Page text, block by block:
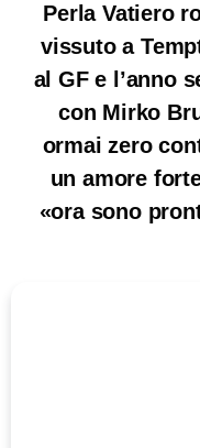
Perla Vatiero
vissuto a
al GF e l’anno
con Mirko
ormai zero
un amore
«ora sono